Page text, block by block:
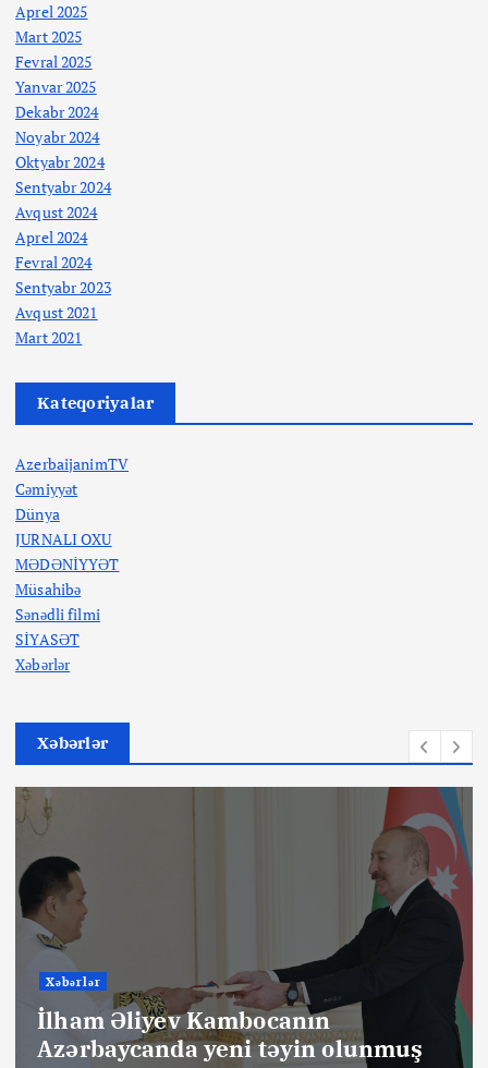
Aprel 2025
Mart 2025
Fevral 2025
Yanvar 2025
Dekabr 2024
Noyabr 2024
Oktyabr 2024
Sentyabr 2024
Avqust 2024
Aprel 2024
Fevral 2024
Sentyabr 2023
Avqust 2021
Mart 2021
Kateqoriyalar
AzerbaijanimTV
Cəmiyyət
Dünya
JURNALI OXU
MƏDƏNİYYƏT
Müsahibə
Sənədli filmi
SİYASƏT
Xəbərlər
Xəbərlər
Xəbərlər
İlham Əliyev Kambocanın
Azərbaycanda yeni təyin olunmuş